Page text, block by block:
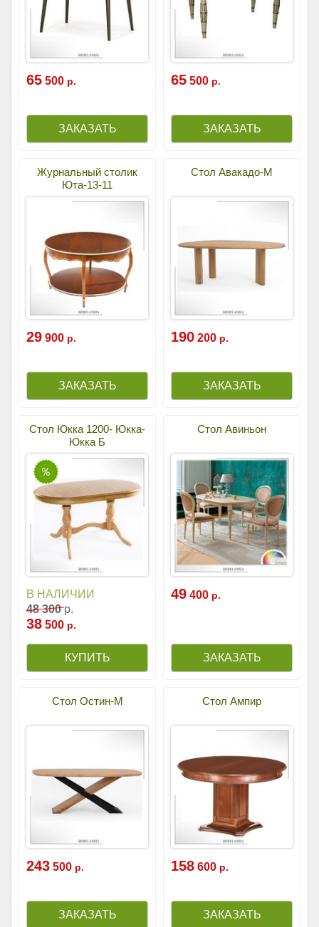
65 500 р. 65 500 р.
Журнальный столик
Юта-13-11
29 900 р.
Стол Авакадо-М
190 200 р.
Стол Юкка 1200- Юкка-
Юкка Б
В НАЛИЧИИ
48 300р.
38 500 р.
Стол Авиньон
49 400 р.
Стол Остин-М
243 500 р.
Стол Ампир
158 600 р.